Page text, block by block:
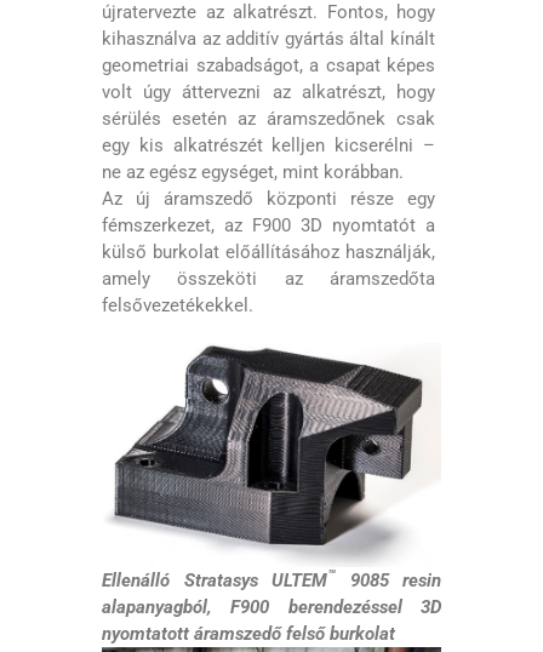
újratervezte az alkatrészt. Fontos, hogy
kihasználva az additív gyártás által kínált
geometriai szabadságot, a csapat képes
volt úgy áttervezni az alkatrészt, hogy
sérülés esetén az áramszedőnek csak
egy kis alkatrészét kelljen kicserélni –
ne az egész egységet, mint korábban.
Az új áramszedő központi része egy
fémszerkezet, az F900 3D nyomtatót a
külső burkolat előállításához használják,
amely összeköti az áramszedőta
felsővezetékekkel.
Ellenálló Stratasys ULTEM™
9085 resin
alapanyagból, F900 berendezéssel 3D
nyomtatott áramszedő felső burkolat